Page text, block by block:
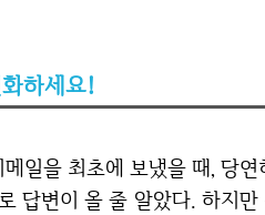
하세요!
답변이 올 줄 알았다. 하지만